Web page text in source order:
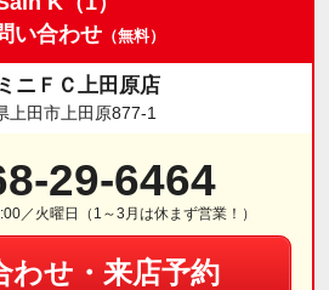
い合わせ （無料）
ニＦＣ上田原店
上田市上田原877-1
29-6464
／火曜日（1～3月は休まず営業！）
わせ・来店予約